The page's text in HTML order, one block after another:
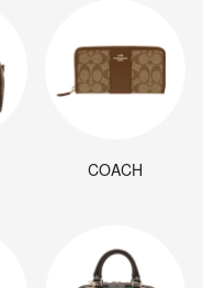
COACH